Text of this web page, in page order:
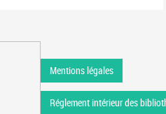
Mentions légales
Réglement intérieur des